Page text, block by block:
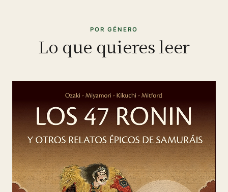
POR GÉNERO
Lo que quieres leer